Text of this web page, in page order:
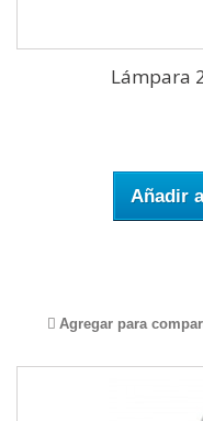
Lámpara
Añadir
Agregar para